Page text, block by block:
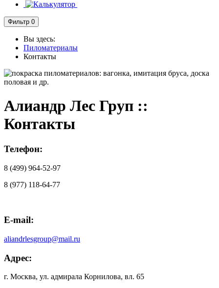
Фильтр 0
Вы здесь:
Пиломатериалы
Контакты
Алиандр Лес Груп ::
Контакты
Телефон:
8 (499) 964-52-97
8 (977) 118-64-77
E-mail:
aliandrlesgroup@mail.ru
Адрес:
г. Москва, ул. адмирала Корнилова, вл. 65